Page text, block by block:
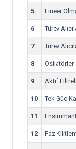
5 Lineer
6 Türev
7 Türev
8 Osilatörler
9 Aktif
10 Tek Güç
11
12 Faz